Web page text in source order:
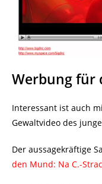
Werbung für
Interessant ist auch
Gewaltvideo des
Der aussagekräftige
den Mund: Na C.-